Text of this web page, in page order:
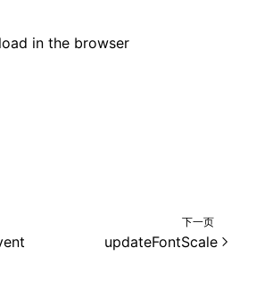
in the browser
下一页
updateFontScale